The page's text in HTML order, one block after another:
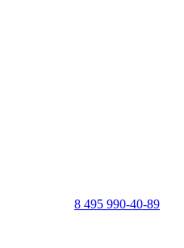
8 495 990-40-89